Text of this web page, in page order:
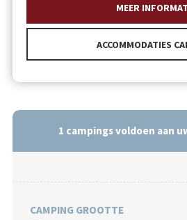
MEER
ACCOMMODATIES
1 campings voldoen aan
CAMPING GROOTTE